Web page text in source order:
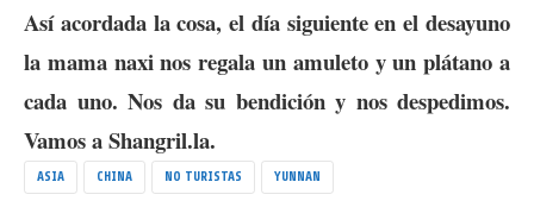
Así acordada la cosa, el día siguiente en el desayuno
la mama naxi nos regala un amuleto y un plátano a
cada uno. Nos da su bendición y nos despedimos.
Vamos a Shangril.la.
ASIA CHINA NO TURISTAS YUNNAN